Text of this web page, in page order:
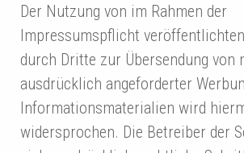
Der Nutzung von im Rahmen der
Impressumspflicht
durch Dritte zur Übersendung von
ausdrücklich angeforderter
Informationsmaterialien wird
widersprochen. Die Betreiber der